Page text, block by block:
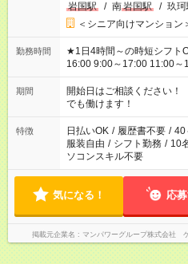
岩国駅
/ 南岩国駅 / 玖珂
＜シニア向けマンション
勤務時間
★1日4時間～の時短シフトOK ★スタート時間選べます！
16:00 9:00～17:00 11:00～19:00
場合、他のお仕事と合わせ
ん ※法令に基づき、週20時
となります ※労働者派遣法
短時間・短期間の就業はご
期間
開始日はご相談ください
でも働けます！
特徴 日払いOK / 履歴書不要 / 40
服装自由 / シフト勤務 / 10
ソコンスキル不要
気になる！ 応
掲載元企業名 マンパワーグループ株式会社